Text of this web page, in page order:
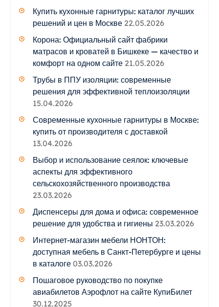
Купить кухонные гарнитуры: каталог лучших
решений и цен в Москве 22.05.2026
Корона: Официальный сайт фабрики
матрасов и кроватей в Бишкеке — качество и
комфорт на одном сайте 21.05.2026
Трубы в ППУ изоляции: современные
решения для эффективной теплоизоляции
15.04.2026
Современные кухонные гарнитуры в Москве:
купить от производителя с доставкой
13.04.2026
Выбор и использование сеялок: ключевые
аспекты для эффективного
сельскохозяйственного производства
23.03.2026
Диспенсеры для дома и офиса: современное
решение для удобства и гигиены 23.03.2026
Интернет-магазин мебели НОНТОН:
доступная мебель в Санкт-Петербурге и цены
в каталоге 03.03.2026
Пошаговое руководство по покупке
авиабилетов Аэрофлот на сайте КупиБилет
30.12.2025